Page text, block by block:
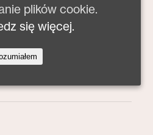
plików cookie.
się więcej.